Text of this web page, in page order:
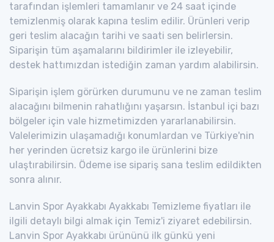
tarafından işlemleri tamamlanır ve 24 saat içinde
temizlenmiş olarak kapına teslim edilir. Ürünleri verip
geri teslim alacağın tarihi ve saati sen belirlersin.
Siparişin tüm aşamalarını bildirimler ile izleyebilir,
destek hattımızdan istediğin zaman yardım alabilirsin.
Siparişin işlem görürken durumunu ve ne zaman teslim
alacağını bilmenin rahatlığını yaşarsın. İstanbul içi bazı
bölgeler için vale hizmetimizden yararlanabilirsin.
Valelerimizin ulaşamadığı konumlardan ve Türkiye'nin
her yerinden ücretsiz kargo ile ürünlerini bize
ulaştırabilirsin. Ödeme ise sipariş sana teslim edildikten
sonra alınır.
Lanvin Spor Ayakkabı Ayakkabı Temizleme fiyatları ile
ilgili detaylı bilgi almak için Temiz'i ziyaret edebilirsin.
Lanvin Spor Ayakkabı ürününü ilk günkü yeni